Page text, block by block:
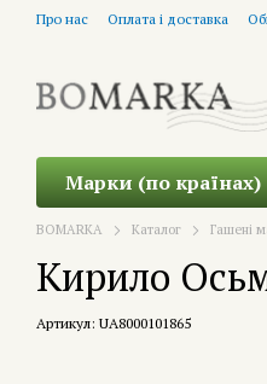
Перейти до основного
Про нас Оплата і доставка
Марки (по країнах)
BOMARKA Каталог Гашені
Кирило
Артикул: UA8000101865